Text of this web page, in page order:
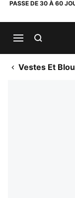
PASSE DE 30 À 60
Vestes Et